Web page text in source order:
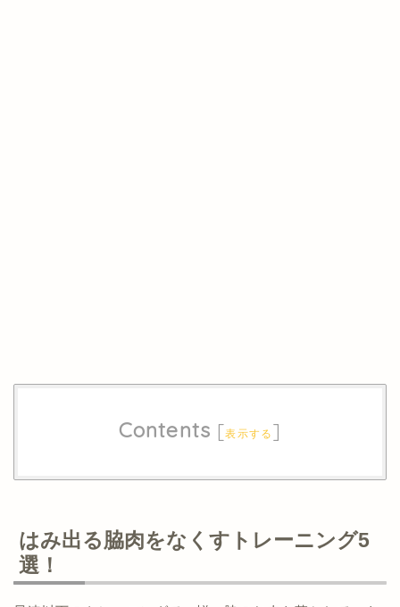
Contents [表示する ]
はみ出る脇肉をなくすトレーニング5
選！